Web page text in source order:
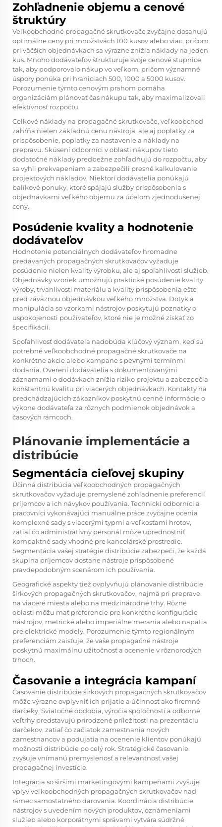
Zohľadnenie objemu a cenové
štruktúry
Veľkoobchodné propagačné skrutkovače zvyčajne dosahujú
optimálne ceny pri množstvách 100 kusov alebo viac, pričom
pri väčších objednávkach sa výrazne znížia náklady na jeden
kus. Mnoho dodávateľov štrukturuje svoje cenové stupnice
tak, aby podporovalo nákup vo veľkom, pričom významné
úspory ponúka pri hraniciach 500, 1000 a 5000 kusov.
Porozumenie týmto cenovým prahom pomáha
organizáciám plánovať čas nákupu tak, aby maximalizovali
efektívnosť rozpočtu.
Celkové náklady na propagačné skrutkovače, veľkoobchod
zahŕňa nielen základnú cenu nástroja, ale aj poplatky za
prispôsobenie, poplatky za nastavenie a náklady na
prepravu. Skúsení odborníci v oblasti nákupov tieto
dodatočné náklady predbežne zohľadňujú do rozpočtu, aby
sa vyhli prekvapeniam a zabezpečili presné kalkulovanie
projektových nákladov. Niektorí dodávatelia ponúkajú
balíkové ponuky, ktoré spájajú služby prispôsobenia s
objednávkami veľkého objemu za účelom zjednodušenej
ceny.
Posúdenie kvality a hodnotenie
dodávateľov
Hodnotenie potenciálnych dodávateľov hromadne
predávaných propagačných skrutkovačov vyžaduje
posúdenie nielen kvality výrobku, ale aj spoľahlivosti služieb.
Objednávky vzoriek umožňujú praktické posúdenie kvality
výroby, trvanlivosti materiálu a kvality prispôsobenia ešte
pred záväznou objednávkou veľkého množstva. Dotyk a
manipulácia so vzorkami nástrojov poskytujú poznatky o
uspokojenosti používateľov, ktoré nie je možné získať zo
špecifikácií.
Spoľahlivosť dodávateľa nadobúda kľúčový význam, keď sú
potrebné veľkoobchodné propagačné skrutkovače na
konkrétne akcie alebo kampane s pevnými termínmi
dodania. Overení dodávatelia s dokumentovanými
záznamami o dodávkach znížia riziko projektu a zabezpečia
konštantnú kvalitu pri viacerých objednávkach. Kontakty na
predchádzajúcich zákazníkov poskytnú cenné informácie o
výkone dodávateľa za rôznych podmienok objednávok a
časových rámcoch.
Plánovanie implementácie a
distribúcie
Segmentácia cieľovej skupiny
Účinná distribúcia veľkoobchodných propagačných
skrutkovačov vyžaduje premyslené zohľadnenie preferencií
príjemcov a ich návykov používania. Technickí odborníci a
pracovníci vykonávajúci manuálne práce zvyčajne ocenia
komplexné sady s viacerými typmi a veľkosťami hrotov,
zatiaľ čo administratívny personál môže uprednostniť
kompaktné sady vhodné pre kancelárské prostredie.
Segmentácia vašej stratégie distribúcie zabezpečí, že každá
skupina príjemcov dostane nástroje prispôsobené
pravdepodobným scenárom ich používania.
Geografické aspekty tiež ovplyvňujú plánovanie distribúcie
šírkových propagačných skrutkovačov, najmä pri preprave
na viaceré miesta alebo na medzinárodné trhy. Rôzne
oblasti môžu mať preferencie pre konkrétne konfigurácie
nástrojov, metrické alebo imperiálne merania alebo napätia
pre elektrické modely. Porozumenie týmto regionálnym
preferenciám zaisťuje, že vaše propagačné nástroje
poskytnú maximálnu užitočnosť a ocenenie v rôznorodých
trhoch.
Časovanie a integrácia kampaní
Časovanie distribúcie šírkových propagačných skrutkovačov
môže výrazne ovplyvniť ich prijatie a účinnosť ako firemné
darčeky. Sviatočné obdobia, výročia spoločností a odborné
veľtrhy predstavujú prirodzené príležitosti na prezentáciu
darčekov, zatiaľ čo začiatok zamestnania nových
zamestnancov a podujatia na ocenenie klientov ponúkajú
možnosti distribúcie po celý rok. Stratégické časovanie
zvyšuje vnímanú premyslenosť a relevantnosť vašej
propagačnej investície.
Integrácia so širšími marketingovými kampeňami zvyšuje
vplyv veľkoobchodných propagačných skrutkovačov nad
rámec samostatného darovania. Koordinácia distribúcie
nástrojov s uvedením nových produktov, oznámeniami
služieb alebo korporátnymi správami vytvára súdržné